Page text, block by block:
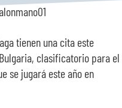
tienen una cita este
clasificatorio para el
se jugará este año en